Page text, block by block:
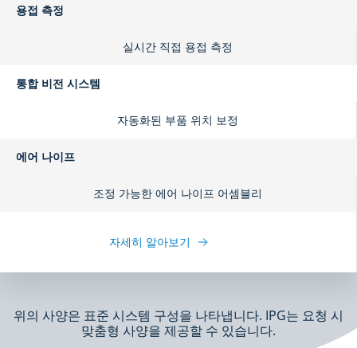
용접 측정
실시간 직접 용접 측정
통합 비전 시스템
자동화된 부품 위치 보정
에어 나이프
조정 가능한 에어 나이프 어셈블리
자세히 알아보기
위의 사양은 표준 시스템 구성을 나타냅니다. IPG는 요청 시
맞춤형 사양을 제공할 수 있습니다.